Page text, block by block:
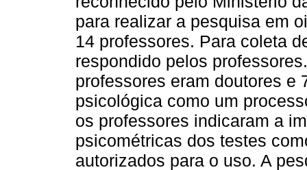
para realizar a pesquisa em
14 professores. Para coleta
respondido pelos
professores eram doutores e
psicológica como um
os professores indicaram a
psicométricas dos testes
autorizados para o uso. A